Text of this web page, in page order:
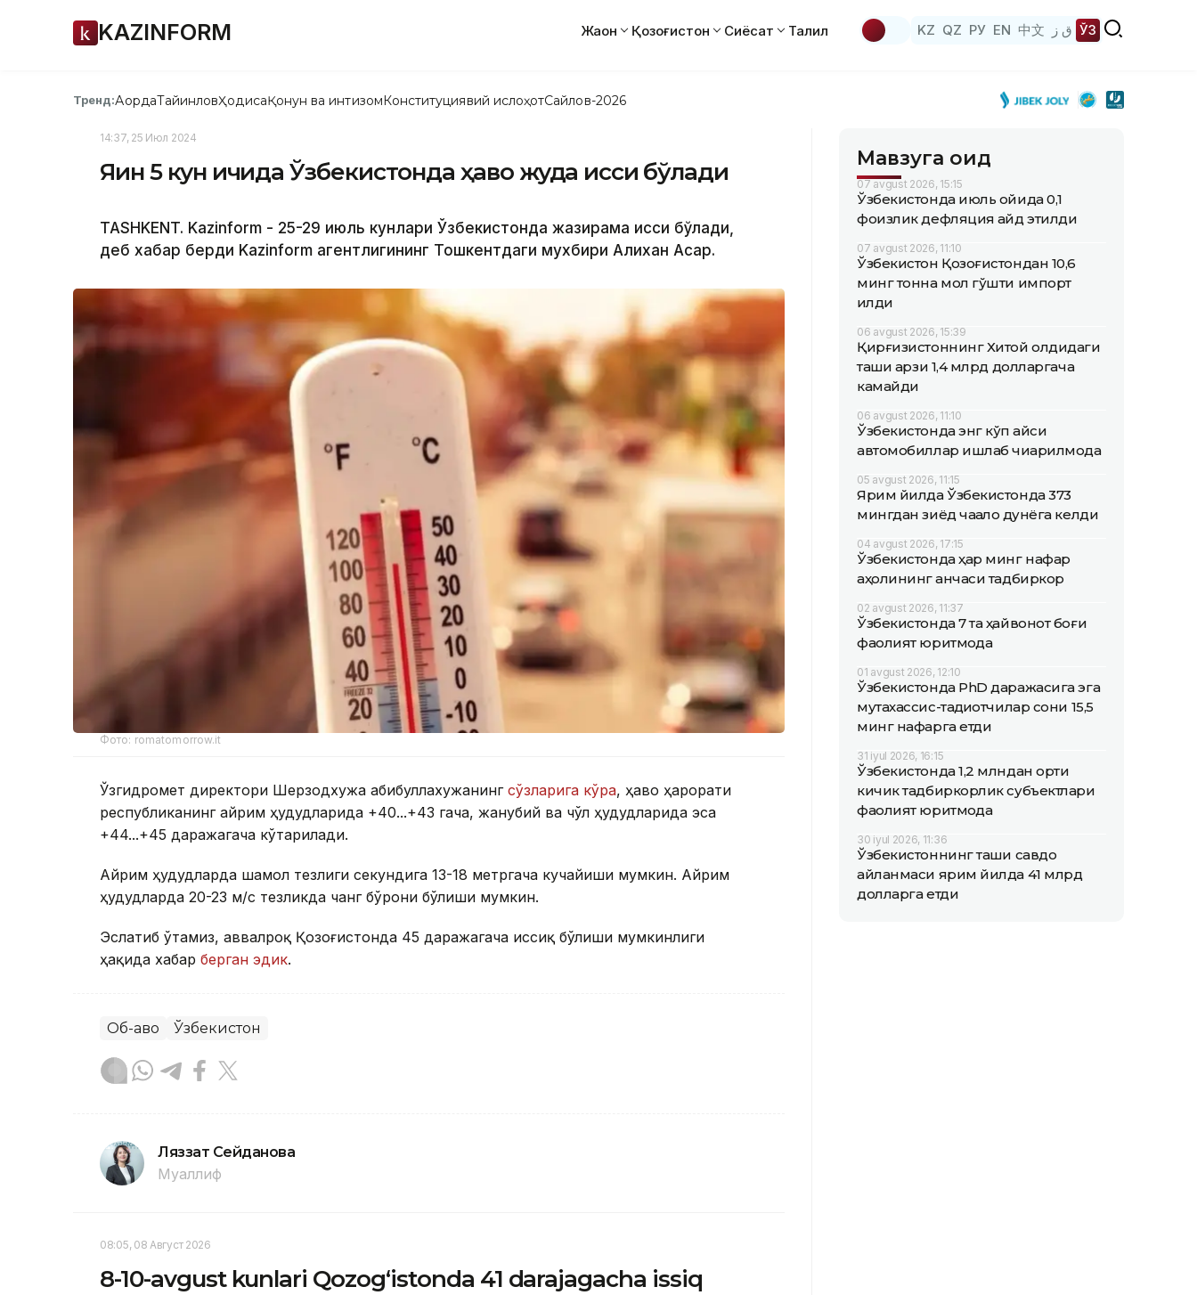
KAZINFORM Жаҳон Қозоғистон Сиёсат Таҳлил KZ QZ РУ EN 中文 ق ز ЎЗ
Тренд:АқордаТайинловҲодисаҚонун ва интизомКонституциявий ислоҳотСайлов-2026
14:37, 25 Июл 2024
Яқин 5 кун ичида Ўзбекистонда ҳаво жуда иссиқ бўлади
TASHKENT. Kazinform - 25-29 июль кунлари Ўзбекистонда жазирама иссиқ бўлади,
деб хабар берди Kazinform агентлигининг Тошкентдаги мухбири Алихан Асқар.
Фото: romatomorrow.it
Ўзгидромет директори Шерзодхужа Ҳабибуллахужанинг сўзларига кўра, ҳаво ҳарорати
республиканинг айрим ҳудудларида +40...+43 гача, жанубий ва чўл ҳудудларида эса
+44...+45 даражагача кўтарилади.
Айрим ҳудудларда шамол тезлиги секундига 13-18 метргача кучайиши мумкин. Айрим
ҳудудларда 20-23 м/с тезликда чанг бўрони бўлиши мумкин.
Эслатиб ўтамиз, аввалроқ Қозоғистонда 45 даражагача иссиқ бўлиши мумкинлиги
ҳақида хабар берган эдик.
Об-ҳаво Ўзбекистон
Ляззат Сейданова
Муаллиф
08:05, 08 Август 2026
8-10-avgust kunlari Qozog‘istonda 41 darajagacha issiq
Мавзуга оид
07 avgust 2026, 15:15
Ўзбекистонда июль ойида 0,1
фоизлик дефляция қайд этилди
07 avgust 2026, 11:10
Ўзбекистон Қозоғистондан 10,6
минг тонна мол гўшти импорт
қилди
06 avgust 2026, 15:39
Қирғизистоннинг Хитой олдидаги
ташқи қарзи 1,4 млрд долларгача
камайди
06 avgust 2026, 11:10
Ўзбекистонда энг кўп қайси
автомобиллар ишлаб чиқарилмоқда
05 avgust 2026, 11:15
Ярим йилда Ўзбекистонда 373
мингдан зиёд чақалоқ дунёга келди
04 avgust 2026, 17:15
Ўзбекистонда ҳар минг нафар
аҳолининг қанчаси тадбиркор
02 avgust 2026, 11:37
Ўзбекистонда 7 та ҳайвонот боғи
фаолият юритмоқда
01 avgust 2026, 12:10
Ўзбекистонда PhD даражасига эга
мутахассис-тадқиқотчилар сони 15,5
минг нафарга етди
31 iyul 2026, 16:15
Ўзбекистонда 1,2 млндан ортиқ
кичик тадбиркорлик субъектлари
фаолият юритмоқда
30 iyul 2026, 11:36
Ўзбекистоннинг ташқи савдо
айланмаси ярим йилда 41 млрд
долларга етди